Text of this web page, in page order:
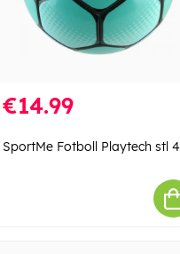
€14.99
SportMe Fotboll Playtech stl 4